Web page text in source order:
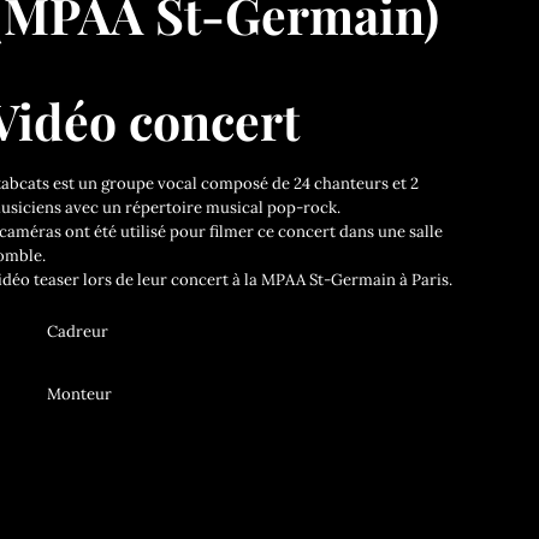
St-Germain)
concert
est un groupe vocal composé de 24 chanteurs et 2
avec un répertoire musical pop-rock.
ont été utilisé pour filmer ce concert dans une salle
teaser lors de leur concert à la MPAA St-Germain à Paris.
Cadreur
Monteur